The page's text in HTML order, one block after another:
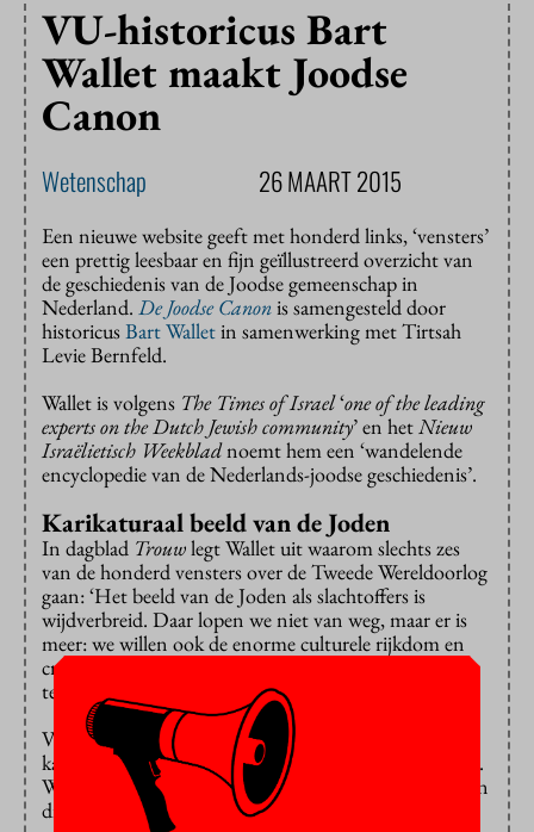
VU-historicus Bart
Wallet maakt Joodse
Canon
Wetenschap 26 MAART 2015
Een nieuwe website geeft met honderd links, ‘vensters’
een prettig leesbaar en fijn geïllustreerd overzicht van
de geschiedenis van de Joodse gemeenschap in
Nederland. De Joodse Canonis samengesteld door
historicusBart Walletin samenwerking met Tirtsah
Levie Bernfeld.
Wallet is volgens The Times of Israel‘one of the leading
experts on the Dutch Jewish community’ en hetNieuw
Israëlietisch Weekbladnoemt hem een ‘wandelende
encyclopedie van de Nederlands-joodse geschiedenis’.
Karikaturaal beeld van de Joden
In dagblad Trouwlegt Wallet uit waarom slechts zes
van de honderd vensters over de Tweede Wereldoorlog
gaan: ‘Het beeld van de Joden als slachtoffers is
wijdverbreid. Daar lopen we niet van weg, maar er is
meer: we willen ook de enorme culturele rijkdom en
creativiteit laten zien die Joden in al die eeuwen
tentoon hebben gespreid.’
Volgens Wallet is ons beeld van de Joden ‘vrij
karikaturaal: de Shoah en Israël, verder komen we niet.
Wij willen laten zien dat het Joodse verhaal meer is dan
die twee dingen’.